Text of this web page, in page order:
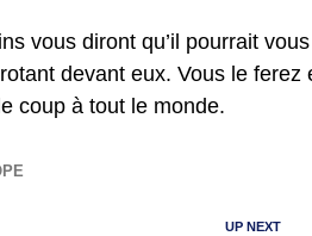
vous diront qu’il pourrait
devant eux. Vous le
coup à tout le monde.
UP NEXT